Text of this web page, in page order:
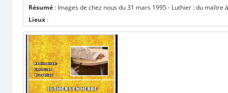
Résumé : Images de chez nous du 31 mars 1995 - Luthier : du
Lieux :